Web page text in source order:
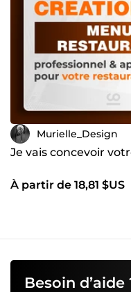
Murielle_Design
Je vais concevoir
À partir de 18,81 $US
Besoin d’aide